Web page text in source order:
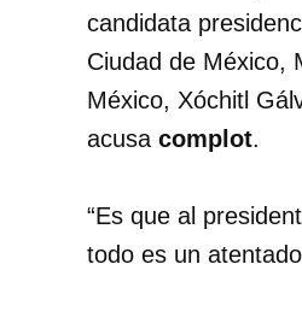
candidata
Ciudad de México,
México, Xóchitl
acusa complot.
“Es que al
todo es un